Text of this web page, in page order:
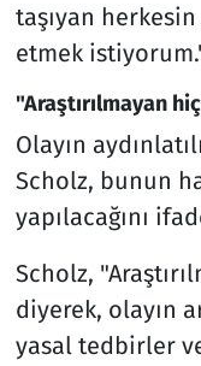
taşıyan herkesin
etmek
"Araştırılmayan
Olayın
Scholz, bunun
yapılacağını
Scholz,
diyerek, olayın
yasal tedbirler